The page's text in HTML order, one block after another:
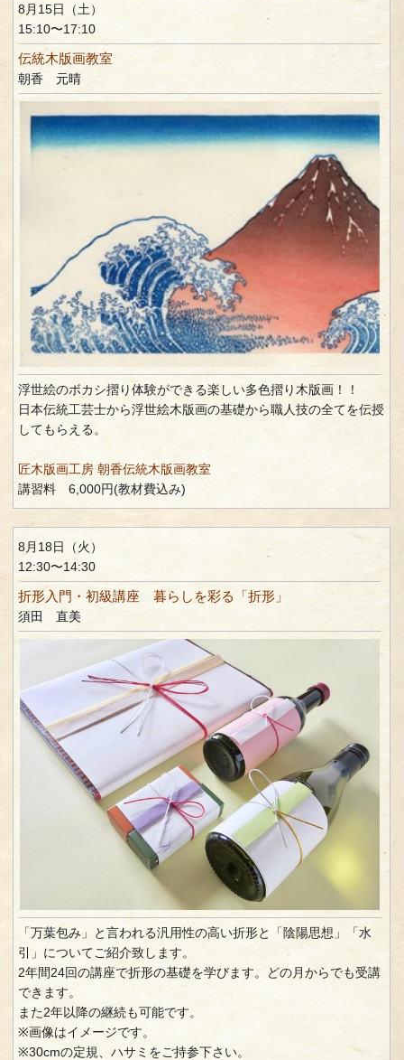
8月15日（土）
15:10〜17:10
伝統木版画教室
朝香 元晴
浮世絵のボカシ摺り体験ができる楽しい多色摺り木版画！！
日本伝統工芸士から浮世絵木版画の基礎から職人技の全てを伝授
してもらえる。
匠木版画工房 朝香伝統木版画教室
講習料 6,000円(教材費込み)
8月18日（火）
12:30〜14:30
折形入門・初級講座 暮らしを彩る「折形」
須田 直美
「万葉包み」と言われる汎用性の高い折形と「陰陽思想」「水
引」についてご紹介致します。
2年間24回の講座で折形の基礎を学びます。どの月からでも受講
できます。
また2年以降の継続も可能です。
※画像はイメージです。
※30cmの定規、ハサミをご持参下さい。